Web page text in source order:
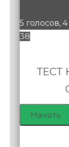
5 голосов,
38
ТЕСТ